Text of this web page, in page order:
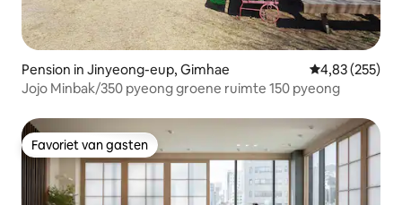
Pension in Jinyeong-eup, Gimhae Gemiddelde
4,83 (255)
Jojo Minbak/350 pyeong groene ruimte 150 pyeong
Favoriet van gasten
Favoriet van gasten